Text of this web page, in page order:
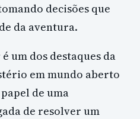
decisões que
da aventura.
um dos destaques da
em mundo aberto
de uma
de resolver um